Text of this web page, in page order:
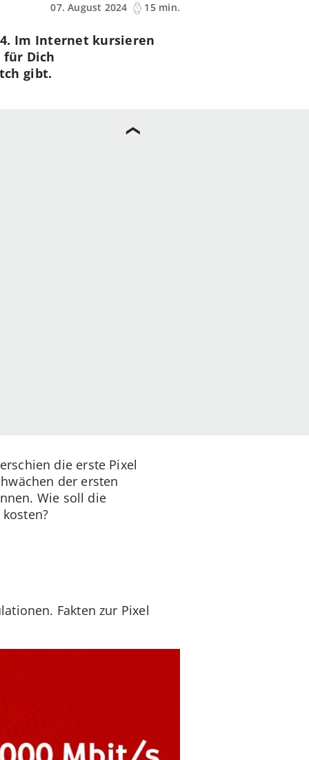
07. August 2024 15 min.
Im Internet kursieren
für Dich
gibt.
die erste Pixel
der ersten
Wie soll die
Fakten zur Pixel